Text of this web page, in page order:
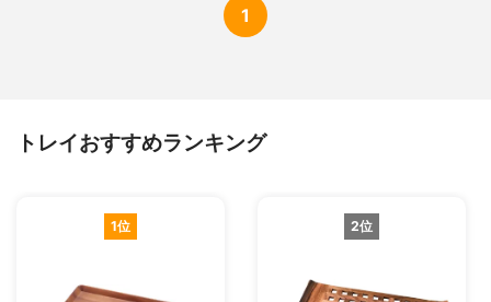
1
トレイおすすめランキング
1位 2位